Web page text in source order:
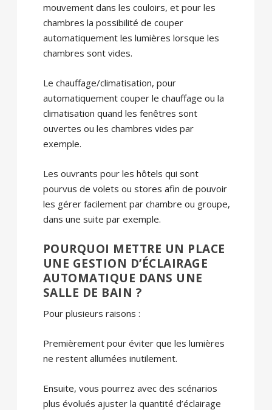
mouvement dans les couloirs, et pour les
chambres la possibilité de couper
automatiquement les lumières lorsque les
chambres sont vides.
Le chauffage/climatisation, pour
automatiquement couper le chauffage ou la
climatisation quand les fenêtres sont
ouvertes ou les chambres vides par
exemple.
Les ouvrants pour les hôtels qui sont
pourvus de volets ou stores afin de pouvoir
les gérer facilement par chambre ou groupe,
dans une suite par exemple.
POURQUOI METTRE UN PLACE
UNE GESTION D’ÉCLAIRAGE
AUTOMATIQUE DANS UNE
SALLE DE BAIN ?
Pour plusieurs raisons :
Premièrement pour éviter que les lumières
ne restent allumées inutilement.
Ensuite, vous pourrez avec des scénarios
plus évolués ajuster la quantité d’éclairage